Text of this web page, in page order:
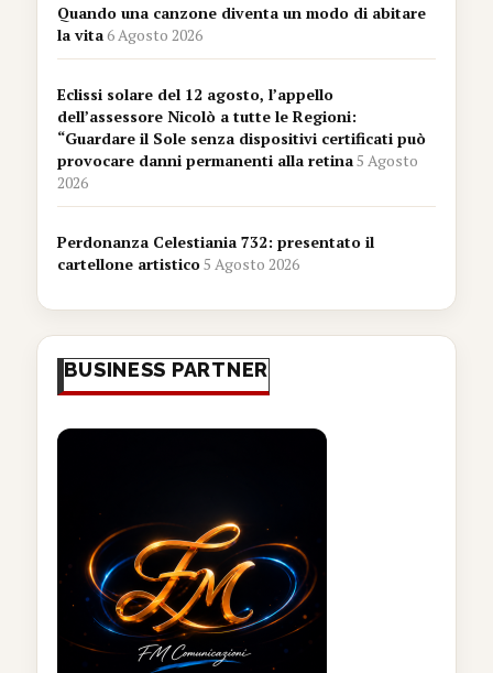
Quando una canzone diventa un modo di abitare
la vita6 Agosto 2026
Eclissi solare del 12 agosto, l’appello
dell’assessore Nicolò a tutte le Regioni:
“Guardare il Sole senza dispositivi certificati può
provocare danni permanenti alla retina5 Agosto
2026
Perdonanza Celestiania 732: presentato il
cartellone artistico5 Agosto 2026
BUSINESS PARTNER